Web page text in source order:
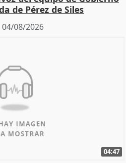
de Pérez de Siles
04/08/2026
04:47